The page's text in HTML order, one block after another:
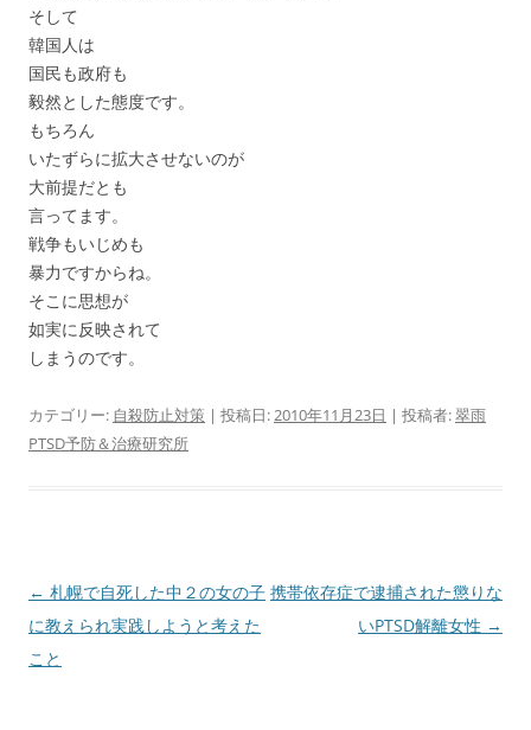
そして
韓国人は
国民も政府も
毅然とした態度です。
もちろん
いたずらに拡大させないのが
大前提だとも
言ってます。
戦争もいじめも
暴力ですからね。
そこに思想が
如実に反映されて
しまうのです。
カテゴリー: 自殺防止対策 | 投稿日:2010年11月23日 | 投稿者:翠雨
PTSD予防＆治療研究所
投
稿
ナ
← 札幌で自死した中２の女の子
に教えられ実践しようと考えた
こと
携帯依存症で逮捕された懲りな
いPTSD解離女性 →